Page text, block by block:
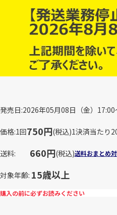
発売日 2026年05月08日（金）17:00
価格 1回750円(税込)1決済当たり
送料 660円(税込)送料おまとめ
対象年齢 15歳以上
購入の前に必ずお読みください